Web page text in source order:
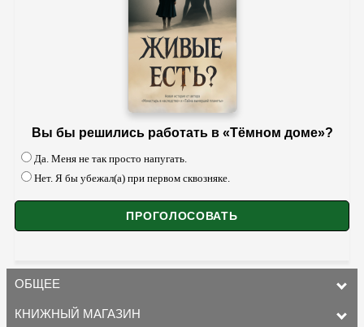
Вы бы решились работать в «Тёмном доме»?
Да. Меня не так просто напугать.
Нет. Я бы убежал(а) при первом сквозняке.
ОБЩЕЕ
КНИЖНЫЙ МАГАЗИН